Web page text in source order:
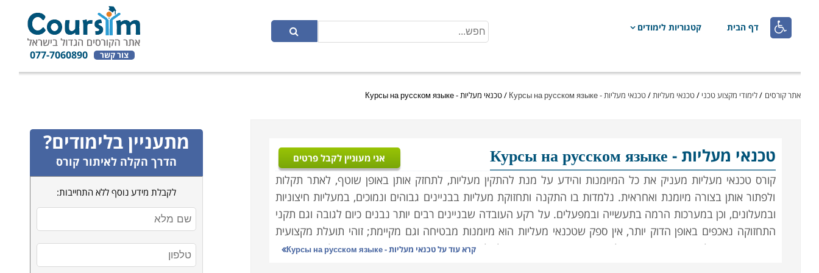
 דף הבית קטגוריות לימודים
צור קשר 077-7060890
אתר קורסים /לימודי מקצוע טכני /טכנאי מעליות/טכנאי מעליות - Курсы на русском языке /טכנאי מעליות - Курсы на русском языке
טכנאי מעליות- Курсы на русском языке אני מעוניין לקבל פרטים
קורס טכנאי מעליות מעניק את כל המיומנות והידע על מנת להתקין מעליות, לתחזק אותן באופן שוטף, לאתר תקלות
ולפתור אותן בצורה מיומנת ואחראית. נלמדות בו התקנה ותחזוקת מעליות בבניינים גבוהים ונמוכים, במעליות חיצוניות
ובמעלונים, וכן במערכות הרמה בתעשייה ובמפעלים. על רקע העובדה שבניינים רבים יותר נבנים כיום לגובה וגם תקני
התחזוקה נאכפים באופן הדוק יותר, אין ספק שטכנאי מעליות הוא מיומנות מבטיחה וגם מקיימת; זוהי תועלת מקצועית
שתשרת אותך לאורך זמן, ותאפשר למצוא עבודה מכניסה בנקל ולאורך שנים. התעסוקה בענף המעליות ותחזוקתן
קרא עוד עלטכנאי מעליות - Курсы на русском языке
מתעניין בלימודים?
הדרך הקלה לאיתור קורס
לקבלת מידע נוסף ללא התחייבות: